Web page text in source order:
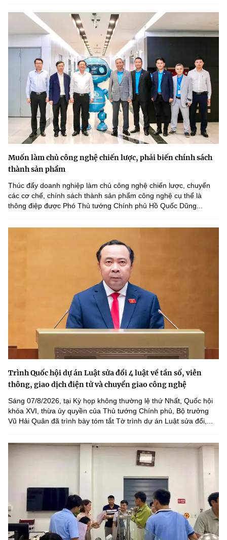
Muốn làm chủ công nghệ chiến lược, phải biến chính sách
thành sản phẩm
Thúc đẩy doanh nghiệp làm chủ công nghệ chiến lược, chuyển
các cơ chế, chính sách thành sản phẩm công nghệ cụ thể là
thông điệp được Phó Thủ tướng Chính phủ Hồ Quốc Dũng...
Trình Quốc hội dự án Luật sửa đổi 4 luật về tần số, viễn
thông, giao dịch điện tử và chuyển giao công nghệ
Sáng 07/8/2026, tại Kỳ họp không thường lệ thứ Nhất, Quốc hội
khóa XVI, thừa ủy quyền của Thủ tướng Chính phủ, Bộ trưởng
Vũ Hải Quân đã trình bày tóm tắt Tờ trình dự án Luật sửa đổi,...